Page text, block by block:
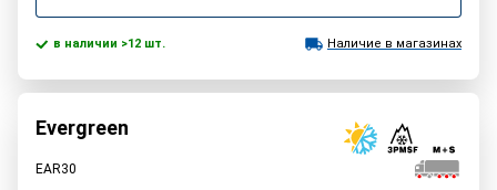
в наличии >12 шт. Наличие в магазинах
Evergreen
EAR30